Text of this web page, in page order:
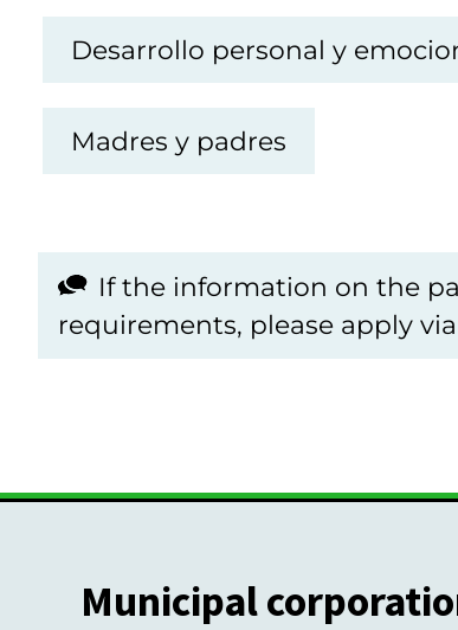
Desarrollo personal y
Madres y padres
If the information on the
requirements, please apply
Municipal